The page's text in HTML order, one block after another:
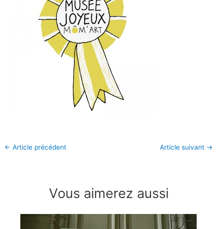
← Article précédent Article suivant →
Vous aimerez aussi